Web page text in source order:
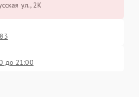
ул., 2К
до 21:00